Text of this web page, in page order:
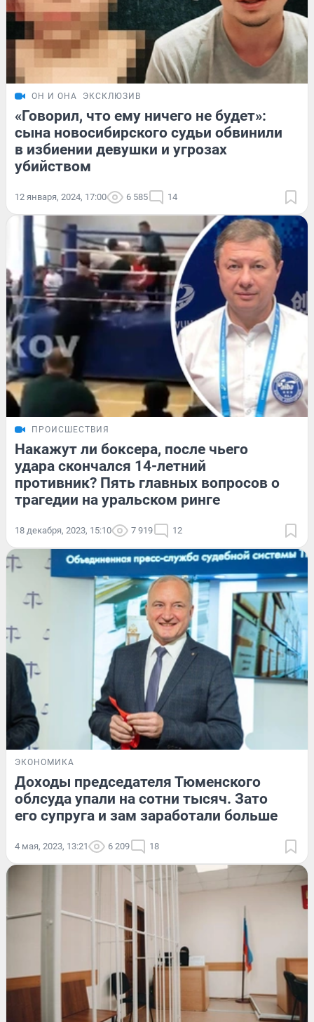
ОН И ОНА ЭКСКЛЮЗИВ
«Говорил, что ему ничего не будет»:
сына новосибирского судьи обвинили
в избиении девушки и угрозах
убийством
12 января, 2024, 17:00 6 585 14
ПРОИСШЕСТВИЯ
Накажут ли боксера, после чьего
удара скончался 14-летний
противник? Пять главных вопросов о
трагедии на уральском ринге
18 декабря, 2023, 15:10 7 919 12
ЭКОНОМИКА
Доходы председателя Тюменского
облсуда упали на сотни тысяч. Зато
его супруга и зам заработали больше
4 мая, 2023, 13:21 6 209 18